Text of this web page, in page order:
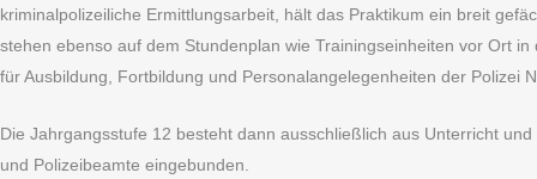
kriminalpolizeiliche Ermittlungsarbeit, hält das Praktikum ein breit
stehen ebenso auf dem Stundenplan wie Trainingseinheiten vor Ort
für Ausbildung, Fortbildung und Personalangelegenheiten der Polizei
Die Jahrgangsstufe 12 besteht dann ausschließlich aus Unterricht
und Polizeibeamte eingebunden.